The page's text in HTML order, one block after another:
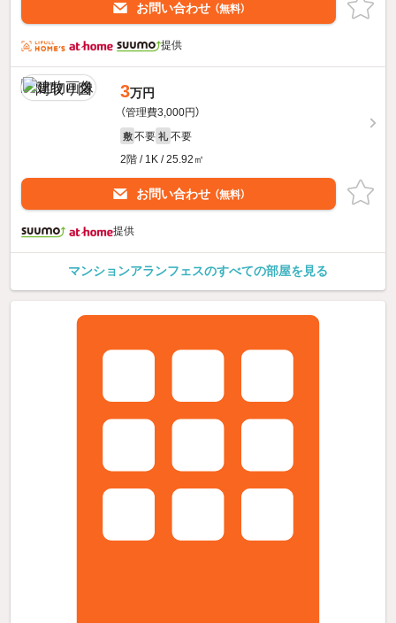
お問い合わせ （無料）
提供
3万円
（管理費3,000円）
敷 不要 礼 不要
2階 / 1K / 25.92㎡
お問い合わせ （無料）
提供
マンションアランフェスのすべての部屋を見る